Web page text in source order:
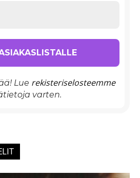
Lue rekisteriselosteemme
varten.